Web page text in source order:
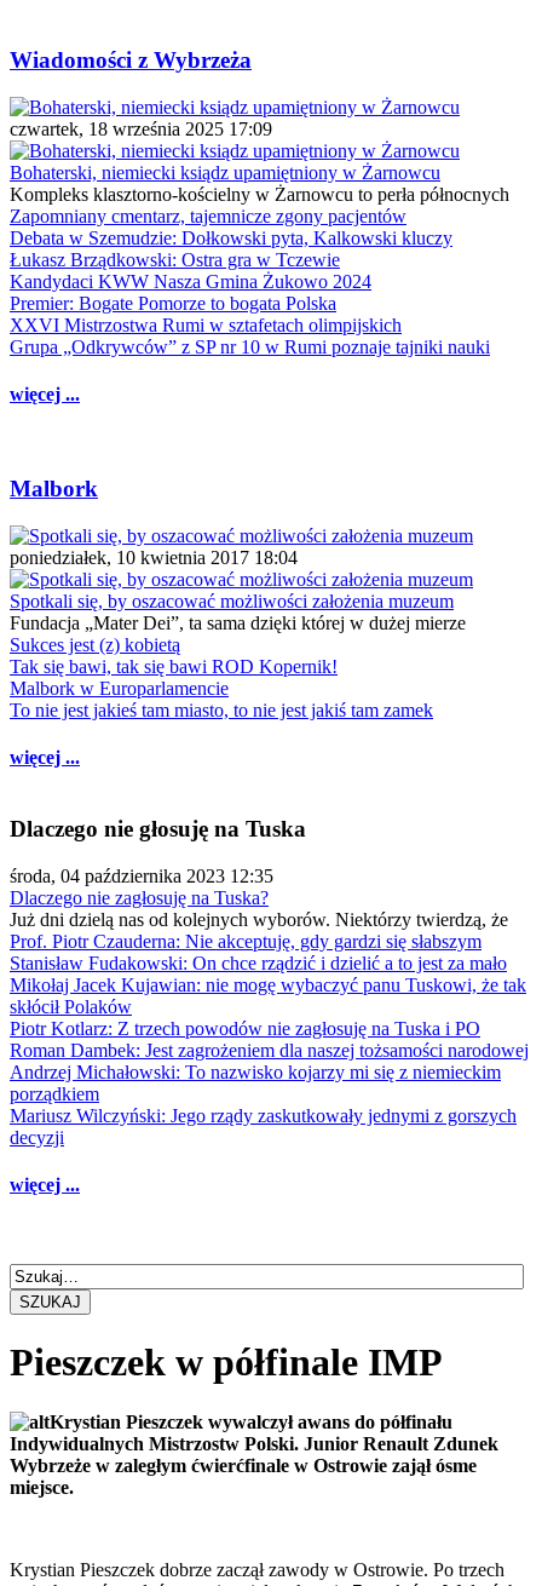
Wiadomości z Wybrzeża
czwartek, 18 września 2025 17:09
Bohaterski, niemiecki ksiądz upamiętniony w Żarnowcu
Kompleks klasztorno-kościelny w Żarnowcu to perła północnych
Zapomniany cmentarz, tajemnicze zgony pacjentów
Debata w Szemudzie: Dołkowski pyta, Kalkowski kluczy
Łukasz Brządkowski: Ostra gra w Tczewie
Kandydaci KWW Nasza Gmina Żukowo 2024
Premier: Bogate Pomorze to bogata Polska
XXVI Mistrzostwa Rumi w sztafetach olimpijskich
Grupa „Odkrywców” z SP nr 10 w Rumi poznaje tajniki nauki
więcej ...
Malbork
poniedziałek, 10 kwietnia 2017 18:04
Spotkali się, by oszacować możliwości założenia muzeum
Fundacja „Mater Dei”, ta sama dzięki której w dużej mierze
Sukces jest (z) kobietą
Tak się bawi, tak się bawi ROD Kopernik!
Malbork w Europarlamencie
To nie jest jakieś tam miasto, to nie jest jakiś tam zamek
więcej ...
Dlaczego nie głosuję na Tuska
środa, 04 października 2023 12:35
Dlaczego nie zagłosuję na Tuska?
Już dni dzielą nas od kolejnych wyborów. Niektórzy twierdzą, że
Prof. Piotr Czauderna: Nie akceptuję, gdy gardzi się słabszym
Stanisław Fudakowski: On chce rządzić i dzielić a to jest za mało
Mikołaj Jacek Kujawian: nie mogę wybaczyć panu Tuskowi, że tak
skłócił Polaków
Piotr Kotlarz: Z trzech powodów nie zagłosuję na Tuska i PO
Roman Dambek: Jest zagrożeniem dla naszej tożsamości narodowej
Andrzej Michałowski: To nazwisko kojarzy mi się z niemieckim
porządkiem
Mariusz Wilczyński: Jego rządy zaskutkowały jednymi z gorszych
decyzji
więcej ...
SZUKAJ
Pieszczek w półfinale IMP
Krystian Pieszczek wywalczył awans do półfinału
Indywidualnych Mistrzostw Polski. Junior Renault Zdunek
Wybrzeże w zaległym ćwierćfinale w Ostrowie zajął ósme
miejsce.
Krystian Pieszczek dobrze zaczął zawody w Ostrowie. Po trzech